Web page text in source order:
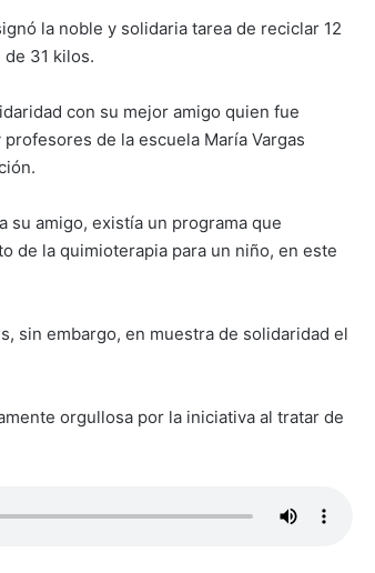
la noble y solidaria tarea de reciclar 12
31 kilos.
con su mejor amigo quien fue
de la escuela María Vargas
su amigo, existía un programa que
de la quimioterapia para un niño, en este
sin embargo, en muestra de solidaridad el
orgullosa por la iniciativa al tratar de